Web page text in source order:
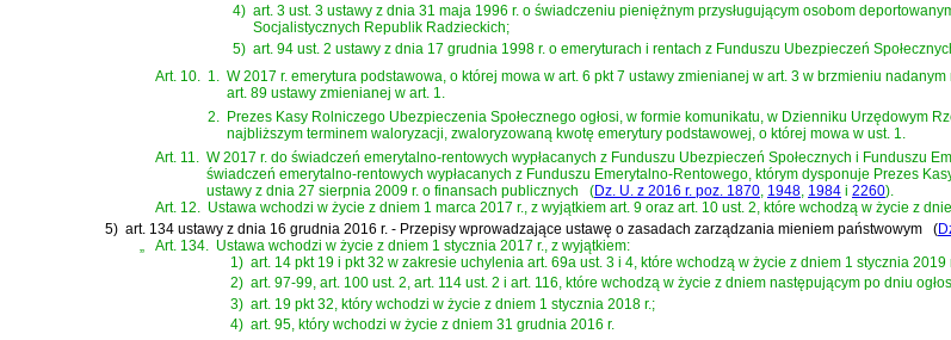
4) art. 3 ust. 3 ustawy z dnia 31 maja 1996 r. o świadczeniu pieniężnym przysługującym osobom
Socjalistycznych Republik Radzieckich;
5) art. 94 ust. 2 ustawy z dnia 17 grudnia 1998 r. o emeryturach i rentach z Funduszu Ubezpieczeń
Art. 10. 1. W 2017 r. emerytura podstawowa, o której mowa w art. 6 pkt 7 ustawy zmienianej w art. 3 w brzmieniu
art. 89 ustawy zmienianej w art. 1.
2. Prezes Kasy Rolniczego Ubezpieczenia Społecznego ogłosi, w formie komunikatu, w Dzienniku Urzędowym
najbliższym terminem waloryzacji, zwaloryzowaną kwotę emerytury podstawowej, o której mowa w ust. 1.
Art. 11. W 2017 r. do świadczeń emerytalno-rentowych wypłacanych z Funduszu Ubezpieczeń Społecznych i Funduszu
świadczeń emerytalno-rentowych wypłacanych z Funduszu Emerytalno-Rentowego, którym dysponuje Prezes
ustawy z dnia 27 sierpnia 2009 r. o finansach publicznych
(Dz. U. z 2016 r. poz. 1870, 1948, 1984 i 2260).
Art. 12. Ustawa wchodzi w życie z dniem 1 marca 2017 r., z wyjątkiem art. 9 oraz art. 10 ust. 2, które wchodzą w życie z
5) art. 134 ustawy z dnia 16 grudnia 2016 r. - Przepisy wprowadzające ustawę o zasadach zarządzania mieniem państwowym (
Art. 134.
Ustawa wchodzi w życie z dniem 1 stycznia 2017 r., z wyjątkiem:
1) art. 14 pkt 19 i pkt 32 w zakresie uchylenia art. 69a ust. 3 i 4, które wchodzą w życie z dniem 1 stycznia 2019
2) art. 97-99, art. 100 ust. 2, art. 114 ust. 2 i art. 116, które wchodzą w życie z dniem następującym po dniu
3) art. 19 pkt 32, który wchodzi w życie z dniem 1 stycznia 2018 r.;
4) art. 95, który wchodzi w życie z dniem 31 grudnia 2016 r.